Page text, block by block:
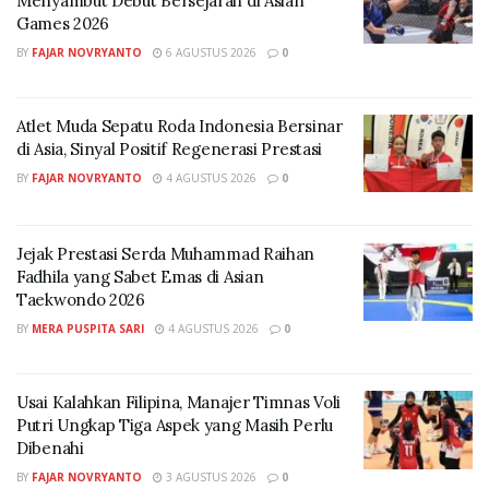
“Mau ke mana arahnya?”
Bruno Guimaraes tak gentar membalas tantangan
tersebut.
“Saya akan menepisnya. Saya akan menepisnya.”
Meski mendapat tekanan psikologis, Neymar tetap
menunjukkan ketenangannya. Penyerang berusia 34
tahun itu berhasil mengecoh Nyland dan mengirim
bola ke gawang Norwegia.
respons kepada sang kiper.
“Bukan padaku! Bukan padaku!”
Games 2026
BY FAJAR NOVRYANTO 6 AGUSTUS 2026 0
Atlet Muda Sepatu Roda Indonesia Bersinar
di Asia, Sinyal Positif Regenerasi Prestasi
BY FAJAR NOVRYANTO 4 AGUSTUS 2026 0
Jejak Prestasi Serda Muhammad Raihan
Fadhila yang Sabet Emas di Asian
Taekwondo 2026
BY MERA PUSPITA SARI 4 AGUSTUS 2026 0
Usai Kalahkan Filipina, Manajer Timnas Voli
Putri Ungkap Tiga Aspek yang Masih Perlu
Dibenahi
BY FAJAR NOVRYANTO 3 AGUSTUS 2026 0